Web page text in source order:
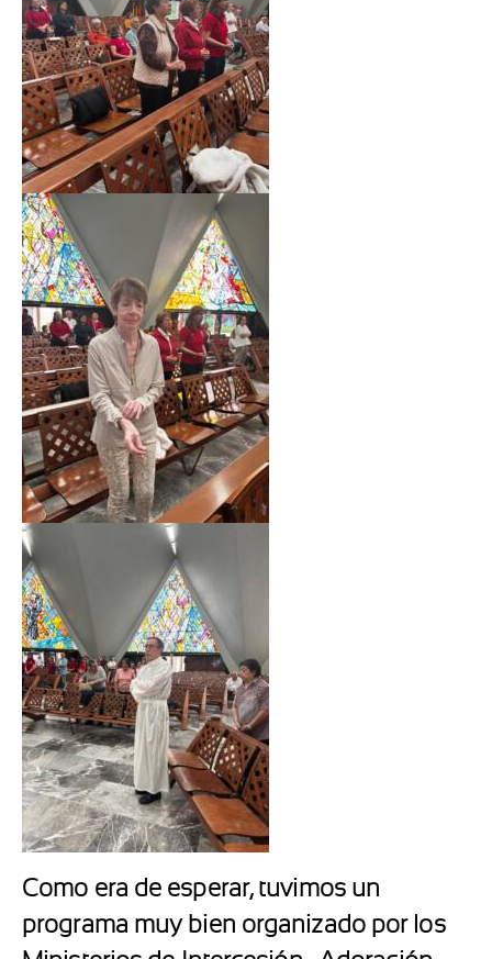
Como era de esperar, tuvimos un
programa muy bien organizado por los